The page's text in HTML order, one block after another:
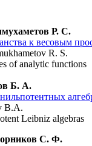
Р. С.
к весовым
R. S.
of analytic functions
Б. А.
B.A.
Leibniz algebras
С. Ф.